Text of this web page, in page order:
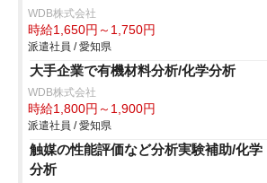
WDB株式会社
時給1,650円～1,750円
派遣社員 / 愛知県
大手企業で有機材料分析/化学分析
WDB株式会社
時給1,800円～1,900円
派遣社員 / 愛知県
触媒の性能評価など分析実験補助/化学
分析